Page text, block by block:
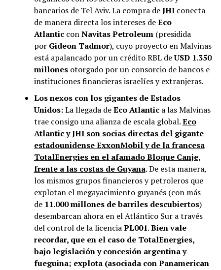
bancarios de Tel Aviv. La compra deJHIconecta
de manera directa los intereses deEco
AtlanticconNavitas Petroleum(presidida
por Gideon Tadmor), cuyo proyecto en Malvinas
está apalancado por un crédito RBL deUSD 1.350
millonesotorgado por un consorcio de bancos e
instituciones financieras israelíes y extranjeras.
Los nexos con los gigantes de Estados
Unidos:La llegada deEco Atlantica las Malvinas
trae consigo una alianza de escala global.Eco
Atlantic y JHI son socias directas del gigante
estadounidense ExxonMobil y de la francesa
TotalEnergies en el afamado Bloque Canje,
frente a las costas de Guyana. De esta manera,
los mismos grupos financieros y petroleros que
explotan el megayacimiento guyanés (con más
de 11.000 millones de barriles descubiertos)
desembarcan ahora en el Atlántico Sur a través
del control de la licenciaPL001.Bien vale
recordar, que en el caso de TotalEnergies,
bajo legislación y concesión argentina y
fueguina; explota (asociada con Panamerican